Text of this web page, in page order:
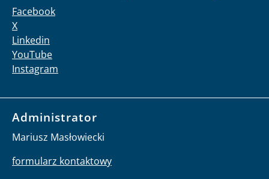
Facebook
X
Linkedin
YouTube
Instagram
Administrator
Mariusz Masłowiecki
formularz kontaktowy